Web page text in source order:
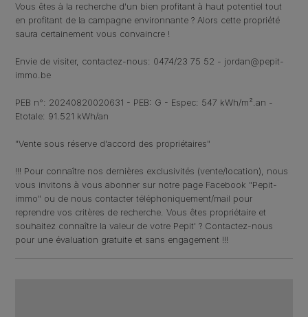
Vous êtes à la recherche d'un bien profitant à haut potentiel tout
en profitant de la campagne environnante ? Alors cette propriété
saura certainement vous convaincre !
Envie de visiter, contactez-nous: 0474/23 75 52 - jordan@pepit-
immo.be
PEB n°: 20240820020631 - PEB: G - Espec: 547 kWh/m².an -
Etotale: 91.521 kWh/an
"Vente sous réserve d'accord des propriétaires"
!!! Pour connaître nos dernières exclusivités (vente/location), nous
vous invitons à vous abonner sur notre page Facebook "Pepit-
immo" ou de nous contacter téléphoniquement/mail pour
reprendre vos critères de recherche. Vous êtes propriétaire et
souhaitez connaître la valeur de votre Pepit' ? Contactez-nous
pour une évaluation gratuite et sans engagement !!!